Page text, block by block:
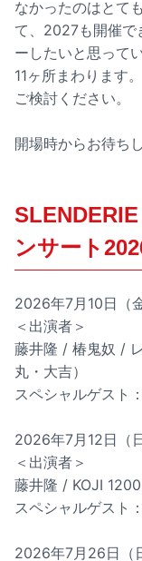
なかったのはとて
て、2027も開催で
ーしたいと思ってい
11ヶ所まわります
ご検討ください。
開場時からお待ち
ンサート
2026年7月10日（
＜出演者＞
藤井隆 / 椿鬼奴 /
丸・大吉）
スペシャルゲスト
2026年7月12日（
＜出演者＞
藤井隆 / KOJI 1200
スペシャルゲスト
2026年7月26日（